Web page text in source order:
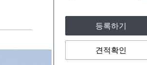
등록하기
견적확인